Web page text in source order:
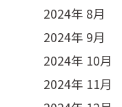
2024年 8月
2024年 9月
2024年 10月
2024年 11月